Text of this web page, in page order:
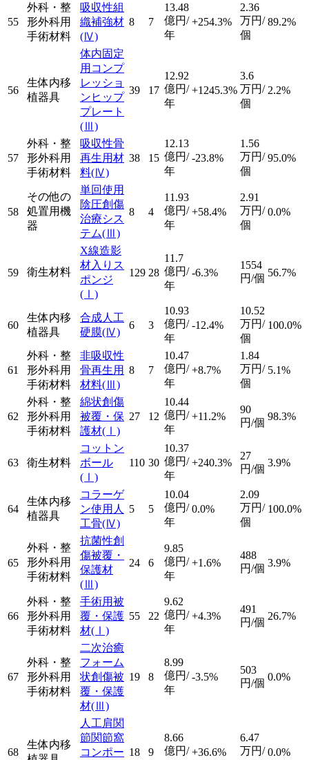
55
外科・整
形外科用
手術材料
吸収性組
織補強材
(Ⅳ)
8 7
13.48
億円/
年
+254.3%
2.36
万円/
個
89.2%
56
生体内移
植器具
体内固定
用コンプ
レッショ
ンヒップ
プレート
(Ⅲ)
39 17
12.92
億円/
年
+1245.3%
3.6
万円/
個
2.2%
57
外科・整
形外科用
手術材料
吸収性骨
再生用材
料(Ⅳ)
38 15
12.13
億円/
年
-23.8%
1.56
万円/
個
95.0%
58
その他の
処置用機
器
単回使用
陰圧創傷
治療シス
テム(Ⅲ)
8 4
11.93
億円/
年
+58.4%
2.91
万円/
個
0.0%
59 衛生材料
X線造影
材入りス
ポンジ
(Ⅰ)
129 28
11.7
億円/
年
-6.3%
1554
円/個 56.7%
60
生体内移
植器具
合成人工
硬膜(Ⅳ)
6 3
10.93
億円/
年
-12.4%
10.52
万円/
個
100.0%
61
外科・整
形外科用
手術材料
非吸収性
骨再生用
材料(Ⅲ)
8 7
10.47
億円/
年
+8.7%
1.84
万円/
個
5.1%
62
外科・整
形外科用
手術材料
綿状創傷
被覆・保
護材(Ⅰ)
27 12
10.44
億円/
年
+11.2%
90
円/個
98.3%
63 衛生材料
コットン
ボール
(Ⅰ)
110 30
10.37
億円/
年
+240.3%
27
円/個
3.9%
64
生体内移
植器具
コラーゲ
ン使用人
工骨(Ⅳ)
5 5
10.04
億円/
年
0.0%
2.09
万円/
個
100.0%
65
外科・整
形外科用
手術材料
抗菌性創
傷被覆・
保護材
(Ⅲ)
24 6
9.85
億円/
年
+1.6%
488
円/個 3.9%
66
外科・整
形外科用
手術材料
手術用被
覆・保護
材(Ⅰ)
55 22
9.62
億円/
年
+4.3%
491
円/個
26.7%
67
外科・整
形外科用
手術材料
二次治癒
フォーム
状創傷被
覆・保護
材(Ⅲ)
19 8
8.99
億円/
年
-3.5%
503
円/個
0.0%
68
生体内移
人工肩関
節関節窩
コンポー 18 9
8.66
億円/ +36.6%
6.47
万円/ 0.0%